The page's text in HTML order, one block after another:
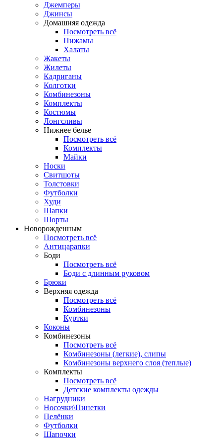
Джемперы
Джинсы
Домашняя одежда
Посмотреть всё
Пижамы
Халаты
Жакеты
Жилеты
Кадриганы
Колготки
Комбинезоны
Комплекты
Костюмы
Лонгсливы
Нижнее белье
Посмотреть всё
Комплекты
Майки
Носки
Свитшоты
Толстовки
Футболки
Худи
Шапки
Шорты
Новорожденным
Посмотреть всё
Антицарапки
Боди
Посмотреть всё
Боди с длинным руковом
Брюки
Верхняя одежда
Посмотреть всё
Комбинезоны
Куртки
Коконы
Комбинезоны
Посмотреть всё
Комбинезоны (легкие), слипы
Комбинезоны верхнего слоя (теплые)
Комплекты
Посмотреть всё
Детские комплекты одежды
Нагрудники
Носочки\Пинетки
Пелёнки
Футболки
Шапочки